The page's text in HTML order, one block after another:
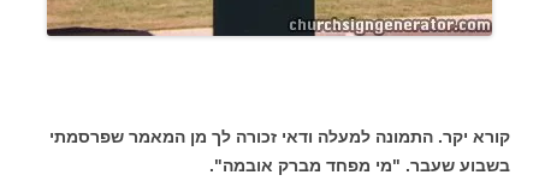
קורא יקר. התמונה למעלה ודאי זכורה לך מן המאמר שפרסמתי
בשבוע שעבר. "מי מפחד מברק אובמה".